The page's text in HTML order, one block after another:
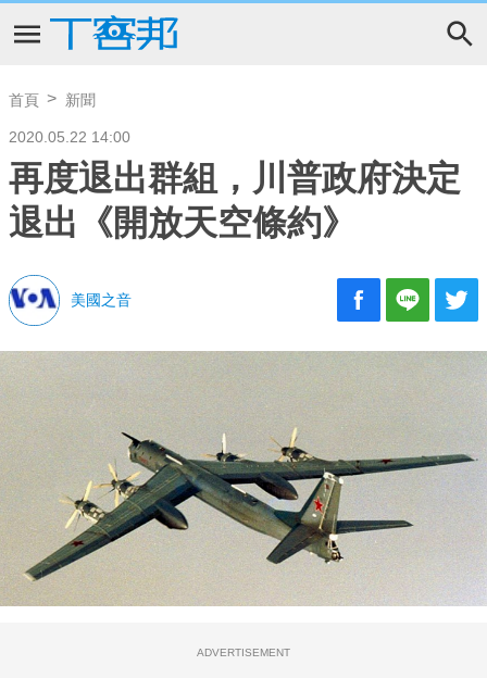
首頁 新聞
2020.05.22 14:00
再度退出群組，川普政府決定
退出《開放天空條約》
美國之音
ADVERTISEMENT